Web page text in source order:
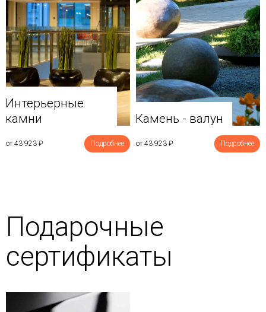
Интерьерные
камни
от 43 923 ₽ Подробнее
Камень - валун
от 43 923 ₽ Подробнее
Подарочные
сертификаты